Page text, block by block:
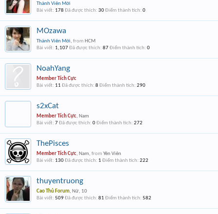
Thành Viên Mới
Bài viết: 178 Đã được thích: 30Điểm thành tích: 0
MOzawa
Thành Viên Mới, from HCM
Bài viết: 1,107Đã được thích: 87Điểm thành tích: 0
NoahYang
Member Tích Cực
Bài viết: 11 Đã được thích: 8 Điểm thành tích: 290
s2xCat
Member Tích Cực, Nam
Bài viết: 7Đã được thích: 0Điểm thành tích: 272
ThePisces
Member Tích Cực, Nam, from Yên Viên
Bài viết: 130Đã được thích: 1 Điểm thành tích: 222
thuyentruong
Cao Thủ Forum, Nữ, 10
Bài viết: 509Đã được thích: 81 Điểm thành tích: 582